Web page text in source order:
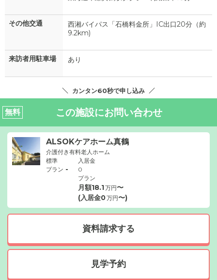
その他交通
西湘バイパス「石橋料金所」IC出口20分（約
9.2km)
来訪者用駐車場 あり
カンタン60秒で申し込み
無料 この施設にお問い合わせ
ALSOKケアホーム真鶴
介護付き有料老人ホーム
標準
プラン -
入居金
0
プラン
月額18.1万円〜
(入居金0万円〜)
資料請求する
見学予約